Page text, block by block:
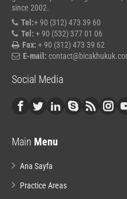
since 2002.
Tel:+ 90 (312) 473 39 60
Tel: + 90 (532) 377 01 06
Fax: + 90 (312) 473 39 62
E-mail:
Social Media
Main Menu
Ana Sayfa
Practice Areas